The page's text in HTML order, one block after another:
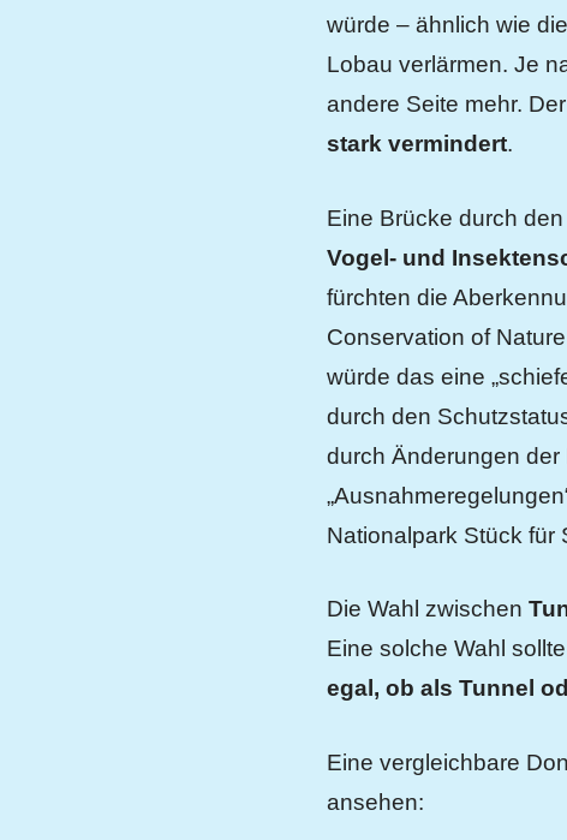
würde – ähnlich wie
Lobau verlärmen. Je
andere Seite mehr. Der
stark vermindert.
Eine Brücke durch
Vogel- und
fürchten die
Conservation of
würde das eine
durch den
durch Änderungen
Nationalpark Stück für
Die Wahl zwischen
Eine solche Wahl
egal, ob als Tunnel
Eine vergleichbare
ansehen: